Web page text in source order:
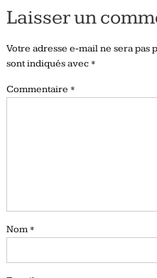
Laisser un
Votre adresse e-mail ne sera pas
sont indiqués avec *
Commentaire *
Nom *